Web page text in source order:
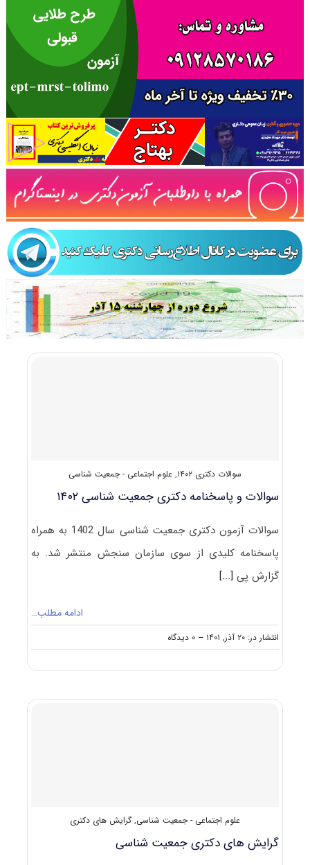
سوالات دکتری ۱۴۰۲ , علوم اجتماعی - جمعیت شناسی
سوالات و پاسخنامه دکتری جمعیت‌ شناسی ۱۴۰۲
سوالات آزمون دکتری جمعیت‌ شناسی سال 1402 به همراه
پاسخنامه کلیدی از سوی سازمان سنجش منتشر شد. به
گزارش پی[...]
ادامه مطلب…
انتشار در: ۲۰ آذر, ۱۴۰۱ -- ۰ دیدگاه
on
سوالات
جمعیت‌
علوم اجتماعی - جمعیت شناسی, گرایش های دکتری
گرایش های دکتری جمعیت شناسی